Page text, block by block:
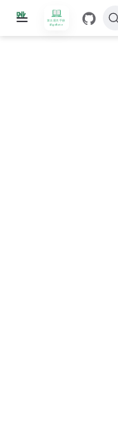
跳